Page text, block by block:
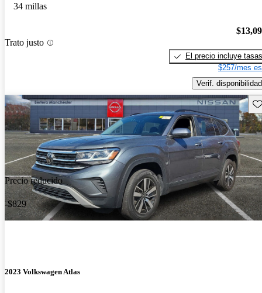
34 millas
Trato justo
El precio incluye tasas
$257/mes
Verif. disponibilidad
Precio reducido
-$829
2023 Volkswagen Atlas